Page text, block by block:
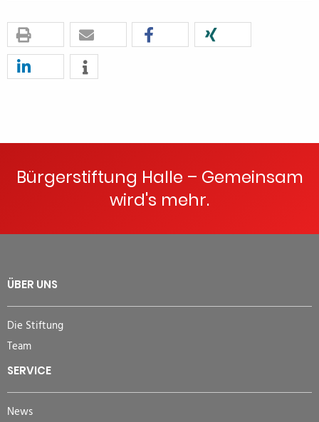
Bürgerstiftung Halle – Gemeinsam
wird's mehr.
ÜBER UNS
Die Stiftung
Team
SERVICE
News